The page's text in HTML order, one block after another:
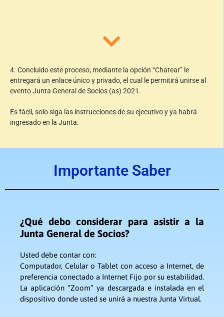
4. Concluido este proceso; mediante la opción “Chatear” le
entregará un enlace único y privado, el cual le permitirá unirse al
evento Junta General de Socios (as) 2021.
Es fácil, solo siga las instrucciones de su ejecutivo y ya habrá
ingresado en la Junta.
Importante Saber
¿Qué debo considerar para asistir a la
Junta General de Socios?
Usted debe contar con:
Computador, Celular o Tablet con acceso a Internet, de
preferencia conectado a Internet Fijo por su estabilidad.
La aplicación “Zoom” ya descargada e instalada en el
dispositivo donde usted se unirá a nuestra Junta Virtual.